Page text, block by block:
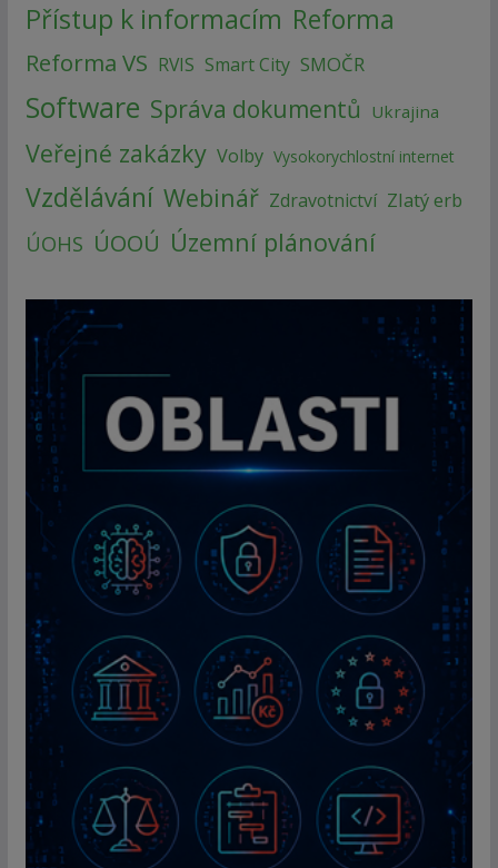
Přístup k informacím Reforma
Reforma VS RVIS Smart City SMOČR
Software Správa dokumentů Ukrajina
Veřejné zakázky Volby Vysokorychlostní internet
Vzdělávání Webinář Zdravotnictví Zlatý erb
ÚOHS ÚOOÚ Územní plánování